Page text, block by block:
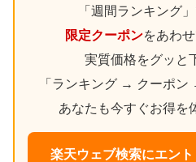
「週間ランキング
限定クーポンをあわ
実質価格をグッと
「ランキング → クーポン
あなたも今すぐお得を
楽天ウェブ検索にエン